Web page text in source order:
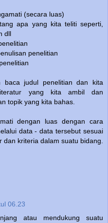
(secara luas)
apa yang kita teliti seperti,
dll
penelitian
judul penelitian dan kita
yang kita ambil dan
topik yang kita bahas.
dengan luas dengan cara
data - data tersebut sesuai
dan kriteria dalam suatu bidang.
06.23
atau mendukung suatu